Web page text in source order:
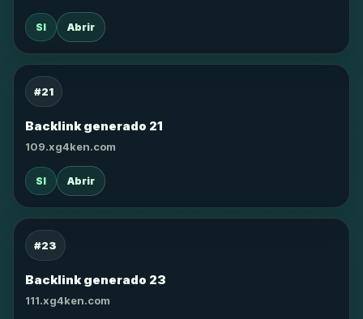
SI Abrir
#21
Backlink generado 21
109.xg4ken.com
SI Abrir
#23
Backlink generado 23
111.xg4ken.com